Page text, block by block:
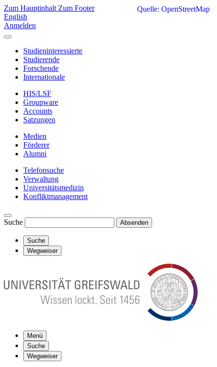
Zum Hauptinhalt Zum Footer
English
Anmelden
Studieninteressierte
Studierende
Forschende
Internationale
HIS/LSF
Groupware
Accounts
Satzungen
Medien
Förderer
Alumni
Telefonsuche
Verwaltung
Universitätsmedizin
Konfliktmanagement
Suche Absenden
Suche
Wegweiser
Menü
Suche
Wegweiser
Quelle: OpenStreetMap